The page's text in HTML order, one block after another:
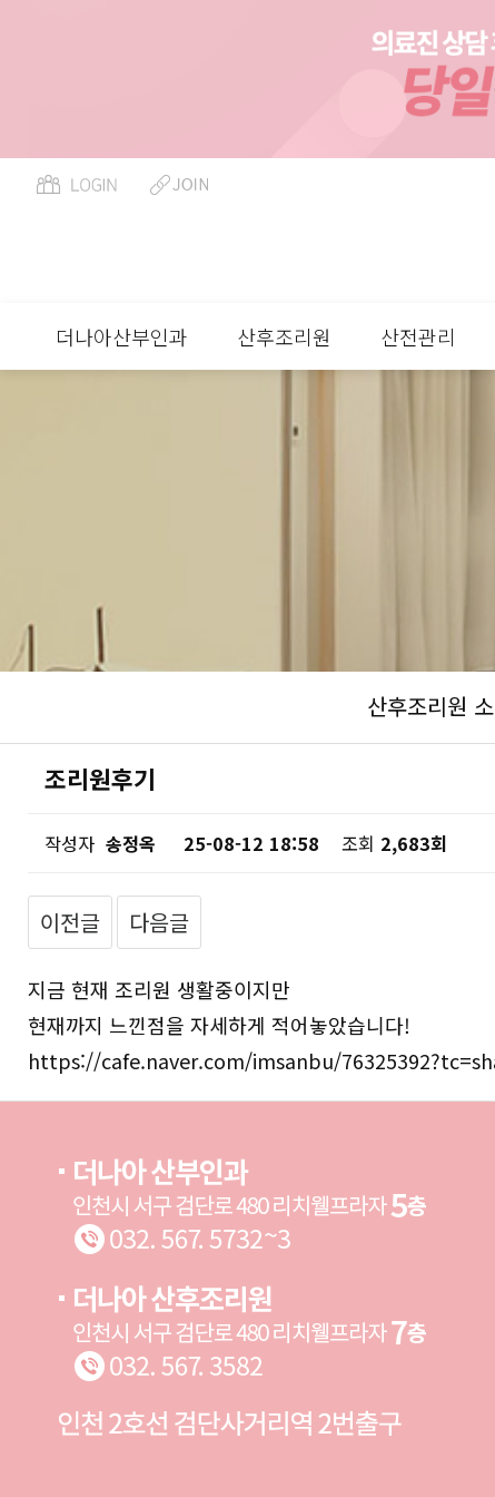
더나아산부인과 산후조리원 산전관리
하위분류
산후조리원
조리원후기
작성자 송정옥 25-08-12 18:58 조회 2,683회
이전글 다음글
지금 현재 조리원 생활중이지만
현재까지 느낀점을 자세하게 적어놓았습니다!
https://cafe.naver.com/imsanbu/